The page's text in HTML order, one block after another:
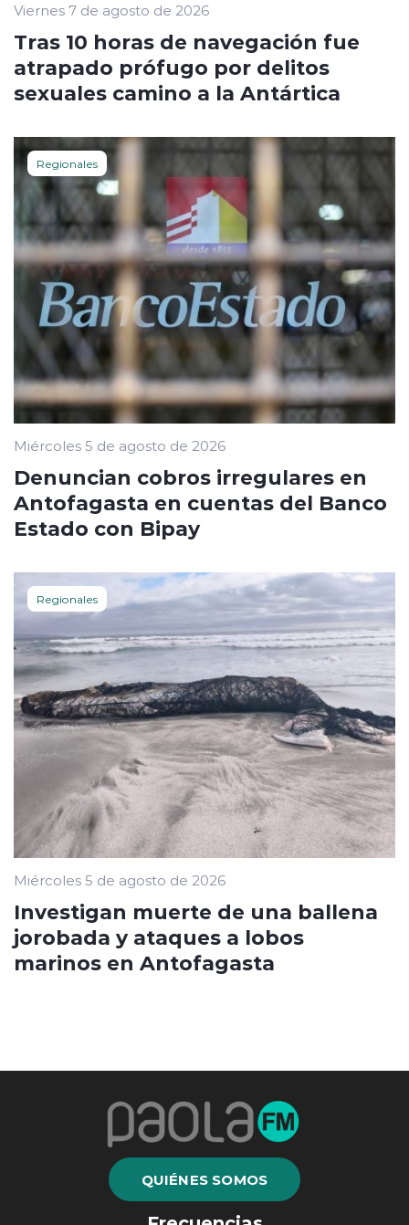
Viernes 7 de agosto de 2026
Tras 10 horas de navegación fue
atrapado prófugo por delitos
sexuales camino a la Antártica
Regionales
Miércoles 5 de agosto de 2026
Denuncian cobros irregulares en
Antofagasta en cuentas del Banco
Estado con Bipay
Regionales
Miércoles 5 de agosto de 2026
Investigan muerte de una ballena
jorobada y ataques a lobos
marinos en Antofagasta
QUIÉNES SOMOS